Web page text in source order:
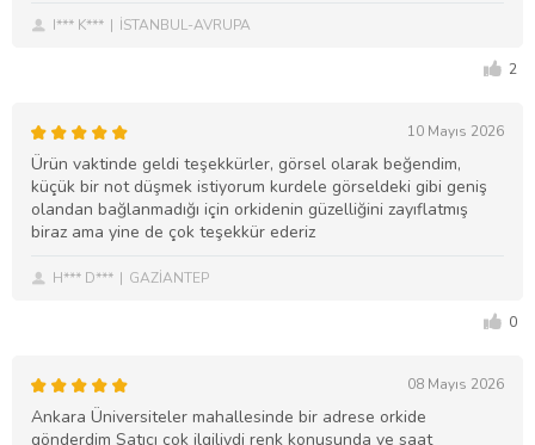
I*** K*** İSTANBUL-AVRUPA
2
10 Mayıs 2026
Ürün vaktinde geldi teşekkürler, görsel olarak beğendim,
küçük bir not düşmek istiyorum kurdele görseldeki gibi geniş
olandan bağlanmadığı için orkidenin güzelliğini zayıflatmış
biraz ama yine de çok teşekkür ederiz
H*** D*** GAZİANTEP
0
08 Mayıs 2026
Ankara Üniversiteler mahallesinde bir adrese orkide
gönderdim Satıcı çok ilgiliydi renk konusunda ve saat